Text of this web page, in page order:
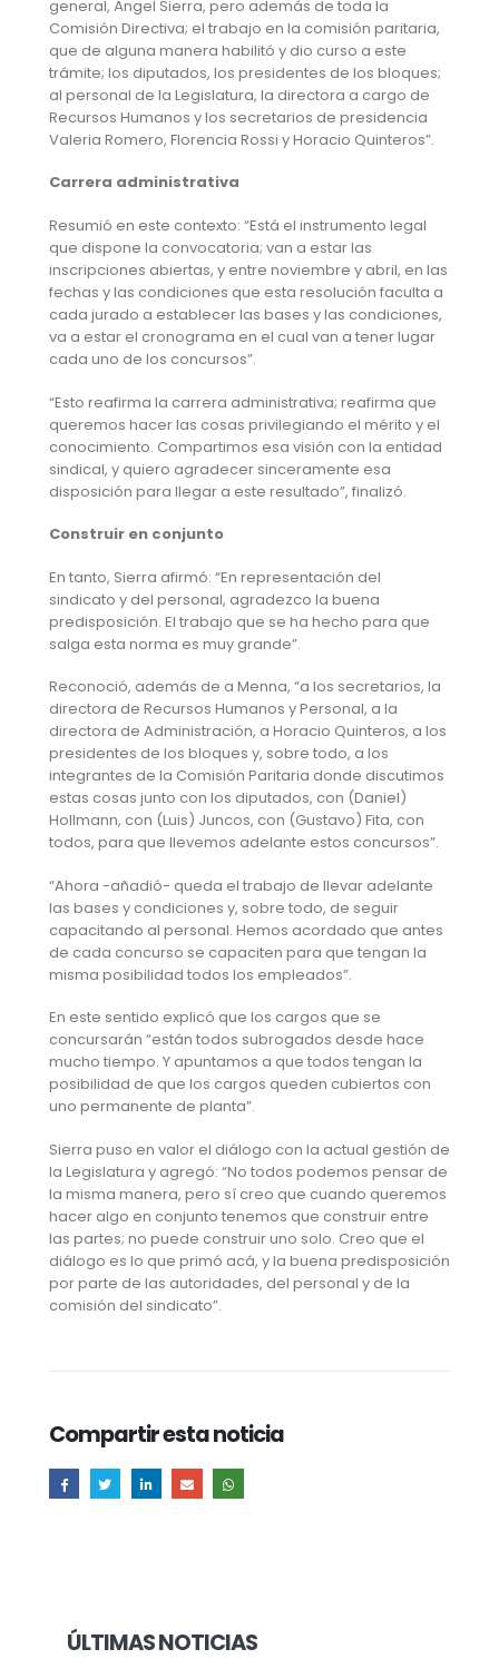
general, Ángel Sierra, pero además de toda la
Comisión Directiva; el trabajo en la comisión paritaria,
que de alguna manera habilitó y dio curso a este
trámite; los diputados, los presidentes de los bloques;
al personal de la Legislatura, la directora a cargo de
Recursos Humanos y los secretarios de presidencia
Valeria Romero, Florencia Rossi y Horacio Quinteros”.
Carrera administrativa
Resumió en este contexto: “Está el instrumento legal
que dispone la convocatoria; van a estar las
inscripciones abiertas, y entre noviembre y abril, en las
fechas y las condiciones que esta resolución faculta a
cada jurado a establecer las bases y las condiciones,
va a estar el cronograma en el cual van a tener lugar
cada uno de los concursos”.
“Esto reafirma la carrera administrativa; reafirma que
queremos hacer las cosas privilegiando el mérito y el
conocimiento. Compartimos esa visión con la entidad
sindical, y quiero agradecer sinceramente esa
disposición para llegar a este resultado”, finalizó.
Construir en conjunto
En tanto, Sierra afirmó: “En representación del
sindicato y del personal, agradezco la buena
predisposición. El trabajo que se ha hecho para que
salga esta norma es muy grande”.
Reconoció, además de a Menna, “a los secretarios, la
directora de Recursos Humanos y Personal, a la
directora de Administración, a Horacio Quinteros, a los
presidentes de los bloques y, sobre todo, a los
integrantes de la Comisión Paritaria donde discutimos
estas cosas junto con los diputados, con (Daniel)
Hollmann, con (Luis) Juncos, con (Gustavo) Fita, con
todos, para que llevemos adelante estos concursos”.
“Ahora -añadió- queda el trabajo de llevar adelante
las bases y condiciones y, sobre todo, de seguir
capacitando al personal. Hemos acordado que antes
de cada concurso se capaciten para que tengan la
misma posibilidad todos los empleados”.
En este sentido explicó que los cargos que se
concursarán “están todos subrogados desde hace
mucho tiempo. Y apuntamos a que todos tengan la
posibilidad de que los cargos queden cubiertos con
uno permanente de planta”.
Sierra puso en valor el diálogo con la actual gestión de
la Legislatura y agregó: “No todos podemos pensar de
la misma manera, pero sí creo que cuando queremos
hacer algo en conjunto tenemos que construir entre
las partes; no puede construir uno solo. Creo que el
diálogo es lo que primó acá, y la buena predisposición
por parte de las autoridades, del personal y de la
comisión del sindicato”.
Compartir esta noticia
ÚLTIMAS NOTICIAS